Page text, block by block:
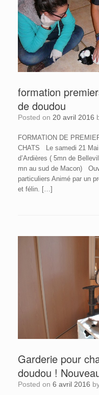
formation
de doudou
Posted on 20 avril 2016
FORMATION DE
CHATS Le samedi 21
d’Ardières ( 5mn de
mn au sud de Macon)
particuliers Animé par un
et félin. […]
Garderie pour
doudou !
Posted on 6 avril 2016